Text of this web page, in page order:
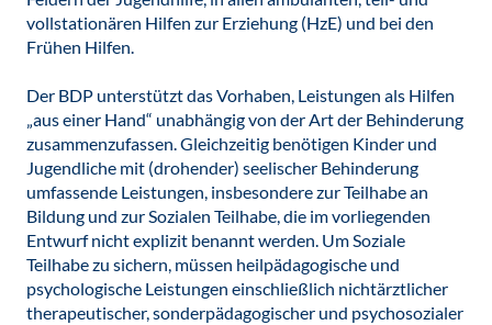
vollstationären Hilfen zur Erziehung (HzE) und bei den
Frühen Hilfen.
Der BDP unterstützt das Vorhaben, Leistungen als Hilfen
„aus einer Hand“ unabhängig von der Art der Behinderung
zusammenzufassen. Gleichzeitig benötigen Kinder und
Jugendliche mit (drohender) seelischer Behinderung
umfassende Leistungen, insbesondere zur Teilhabe an
Bildung und zur Sozialen Teilhabe, die im vorliegenden
Entwurf nicht explizit benannt werden. Um Soziale
Teilhabe zu sichern, müssen heilpädagogische und
psychologische Leistungen einschließlich nichtärztlicher
therapeutischer, sonderpädagogischer und psychosozialer